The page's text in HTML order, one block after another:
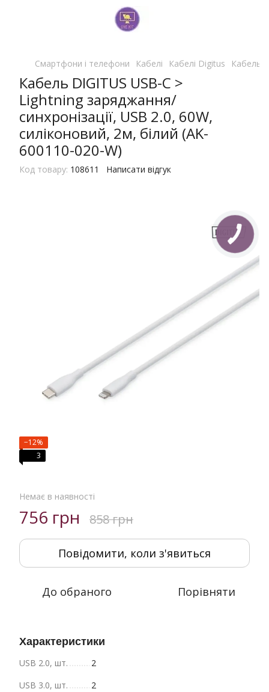
Смартфони і телефони Кабелі Кабелі Digitus Кабель
Кабель DIGITUS USB-C >
Lightning заряджання/
синхронізації, USB 2.0, 60W,
силіконовий, 2м, білий (AK-
600110-020-W)
Код товару: 108611 Написати відгук
−12%
3
Немає в наявності
756 грн 858 грн
Повідомити, коли з'явиться
До обраного Порівняти
Характеристики
USB 2.0, шт.
2
USB 3.0, шт.
2